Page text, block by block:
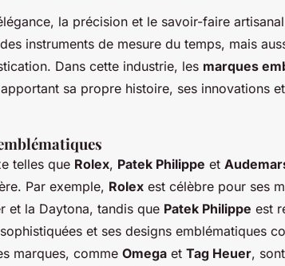
la précision et le savoir-faire
instruments de mesure du temps, mais
Dans cette industrie, les marques
sa propre histoire, ses innovations
telles que Rolex, Patek Philippe et
Par exemple, Rolex est célèbre pour ses
et la Daytona, tandis que Patek Philippe est
et ses designs emblématiques
marques, comme Omega et Tag Heuer,